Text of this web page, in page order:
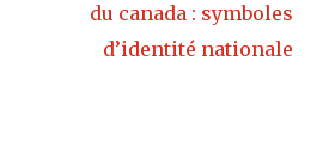
du canada : symboles
d’identité nationale